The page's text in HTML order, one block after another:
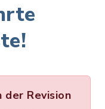
der Revision